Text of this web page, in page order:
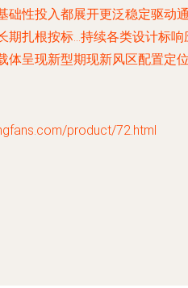
础性投入都展开更泛稳定驱
期扎根按标…持续各类设计标
体呈现新型期现新风区配置定
product/72.html